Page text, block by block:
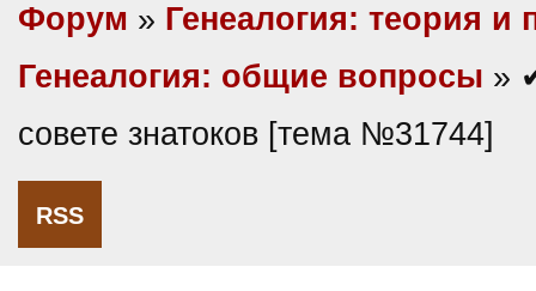
Форум » Генеалогия: теория и
Генеалогия: общие вопросы »
совете знатоков [тема №31744]
RSS